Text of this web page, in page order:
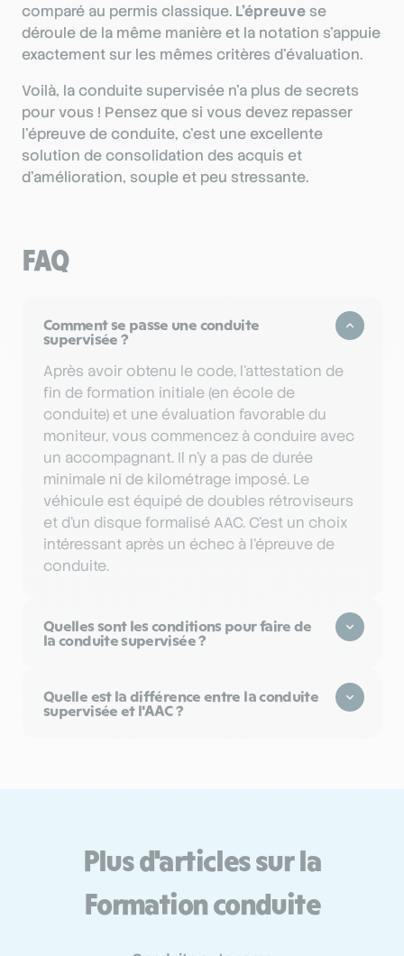
comparé au permis classique. L’épreuve se
déroule de la même manière et la notation s’appuie
exactement sur les mêmes critères d’évaluation.
Voilà, la conduite supervisée n’a plus de secrets
pour vous ! Pensez que si vous devez repasser
l’épreuve de conduite, c’est une excellente
solution de consolidation des acquis et
d’amélioration, souple et peu stressante.
FAQ
Comment se passe une conduite
supervisée ?
Après avoir obtenu le code, l’attestation de
fin de formation initiale (en école de
conduite) et une évaluation favorable du
moniteur, vous commencez à conduire avec
un accompagnant. Il n’y a pas de durée
minimale ni de kilométrage imposé. Le
véhicule est équipé de doubles rétroviseurs
et d’un disque formalisé AAC. C’est un choix
intéressant après un échec à l’épreuve de
conduite.
Quelles sont les conditions pour faire de
la conduite supervisée ?
Quelle est la différence entre la conduite
supervisée et l'AAC ?
Plus d'articles sur la
Formation conduite